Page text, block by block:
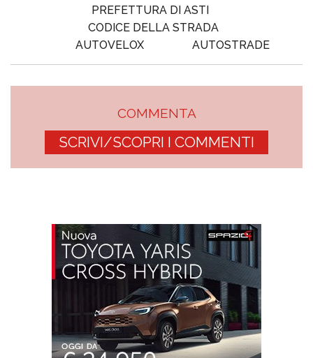
PREFETTURA DI ASTI
CODICE DELLA STRADA
AUTOVELOX
AUTOSTRADE
COMMENTA
SCRIVI/SCOPRI I COMMENTI